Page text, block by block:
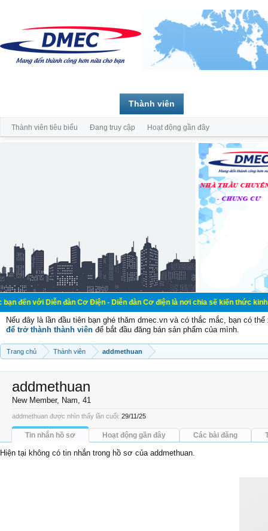
Diễn đàn Cơ Điện - Diễn đàn Cơ điện là nơi chia sẽ kiến thức kinh nghiệm
Nếu đây là lần đầu tiên bạn ghé thăm dmec.vn và có thắc mắc, bạn có
để trở thành thành viên để bắt đầu đăng bán sản phẩm của mình.
Trang chủ Thành viên addmethuan
addmethuan
New Member, Nam, 41
addmethuan được nhìn thấy lần cuối: 29/11/25
Tin nhắn hồ sơ Hoạt động gần đây Các bài đăng
Hiện tại không có tin nhắn trong hồ sơ của addmethuan.
Thành viên
Thành viên tiêu biểu Đang truy cập Hoạt động gần đây